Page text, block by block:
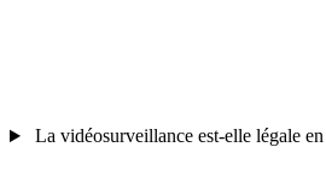
La vidéosurveillance est-elle légale en